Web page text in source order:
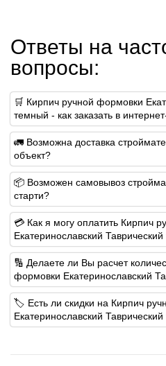
Ответы на
вопросы:
🛒 Кирпич ручной формовки
темный - как заказать в
🚛 Возможна доставка
объект?
📦 Возможен самовывоз
старти?
💳 Как я могу оплатить Кирпич
Екатеринославский
🔢 Делаете ли Вы расчет
формовки Екатеринославский
🏷️ Есть ли скидки на Кирпич
Екатеринославский